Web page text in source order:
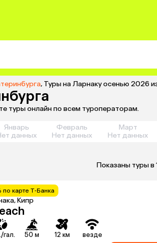
, Туры на Ларнаку осенью 2026
туры онлайн по всем туроператорам.
Январь
данных
Февраль
Нет данных
Март
Нет данных
Показаны туры в
по карте Т-Банка
Кипр
гал. 50 м 12 км везде